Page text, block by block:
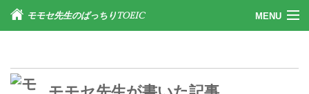
モモセ先生のばっちりTOEIC MENU
DVDブック購入をご希望の方